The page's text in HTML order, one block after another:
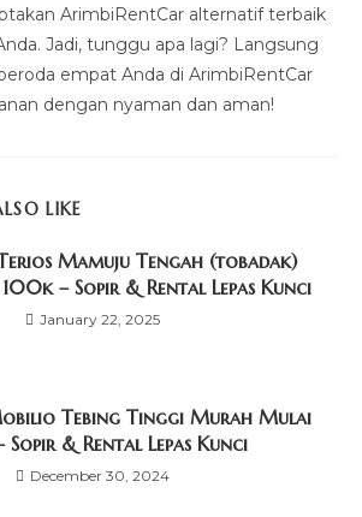
ArimbiRentCar alternatif terbaik
Jadi, tunggu apa lagi? Langsung
empat Anda di ArimbiRentCar
dengan nyaman dan aman!
LIKE
Mamuju Tengah (tobadak)
– Sopir & Rental Lepas Kunci
January 22, 2025
Tebing Tinggi Murah Mulai
& Rental Lepas Kunci
December 30, 2024